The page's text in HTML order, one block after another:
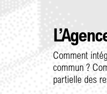
Comment
commun ?
partielle des